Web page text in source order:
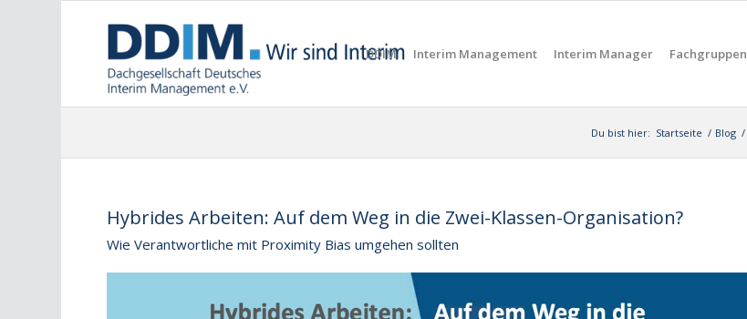
DDIM Interim Management Interim Manager Fachgruppen
Du bist hier: Startseite / Blog /
Hybrides Arbeiten: Auf dem Weg in die Zwei-Klassen-Organisation?
Wie Verantwortliche mit Proximity Bias umgehen sollten